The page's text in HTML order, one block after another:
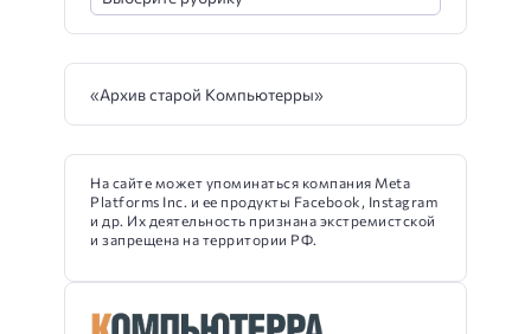
«Архив старой Компьютерры»
На сайте может упоминаться компания Meta
Platforms Inc. и ее продукты Facebook, Instagram
и др. Их деятельность признана экстремистской
и запрещена на территории РФ.